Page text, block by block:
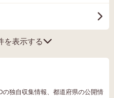
を表示する
独自収集情報、都道府県の公開情